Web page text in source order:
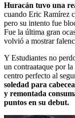
Huracán tuvo una
cuando Eric Ramírez
pero su intento fue
Fue la última gran
volvió a mostrar
Y Estudiantes no
un contraataque por
centro perfecto al
soledad para
y remontada
puntos en su debut.